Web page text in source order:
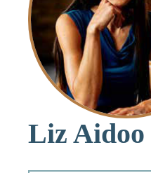
Liz Aidoo